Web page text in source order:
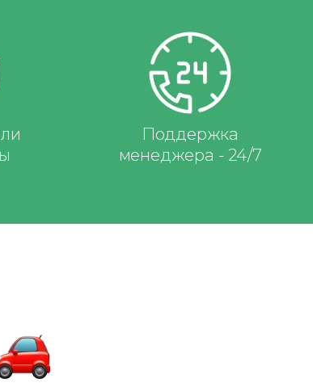
Поддержка
менеджера - 24/7